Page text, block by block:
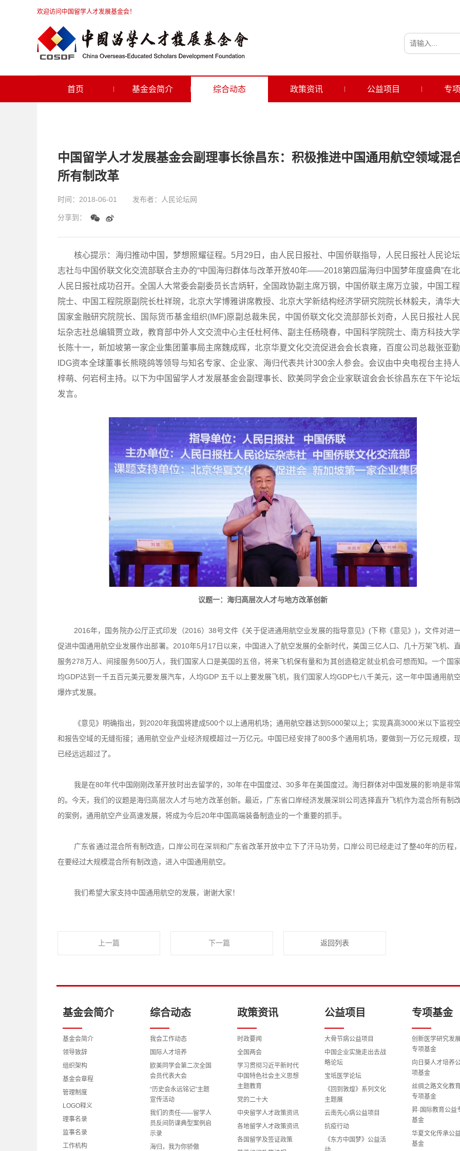
欢迎访问中国留学人才发展基金会！
首页 基金会简介 综合动态 政策资讯 公益项目 专
中国留学人才发展基金会副理事长徐昌东：积极推进中国通用航空领域混
所有制改革
时间： 2018-06-01 发布者： 人民论坛网
分享到：
核心提示：海归推动中国，梦想照耀征程。5月29日，由人民日报社、中国侨联指导，人民日报社人民论
志社与中国侨联文化交流部联合主办的“中国海归群体与改革开放40年——2018第四届海归中国梦年度盛典”在
人民日报社成功召开。全国人大常委会副委员长吉炳轩，全国政协副主席万钢，中国侨联主席万立骏，中国工
院士、中国工程院原副院长杜祥琬，北京大学博雅讲席教授、北京大学新结构经济学研究院院长林毅夫，清华
国家金融研究院院长、国际货币基金组织(IMF)原副总裁朱民，中国侨联文化交流部部长刘奇，人民日报社人
坛杂志社总编辑贾立政，教育部中外人文交流中心主任杜柯伟、副主任杨晓春，中国科学院院士、南方科技大
长陈十一，新加坡第一家企业集团董事局主席魏成辉，北京华夏文化交流促进会会长袁雍，百度公司总裁张亚勤
IDG资本全球董事长熊晓鸽等领导与知名专家、企业家、海归代表共计300余人参会。会议由中央电视台主持
梓萌、何岩柯主持。以下为中国留学人才发展基金会副理事长、欧美同学会企业家联谊会会长徐昌东在下午论
发言。
议题一：海归高层次人才与地方改革创新
2016年，国务院办公厅正式印发（2016）38号文件《关于促进通用航空业发展的指导意见》(下称《意见》)，文件对进
促进中国通用航空业发展作出部署。2010年5月17日以来，中国进入了航空发展的全新时代，美国三亿人口、几十万架飞机、
服务278万人、间接服务500万人，我们国家人口是美国的五倍，将来飞机保有量和为其创造稳定就业机会可想而知。一个国
均GDP达到一千五百元美元要发展汽车，人均GDP 五千以上要发展飞机，我们国家人均GDP七八千美元，这一年中国通用航
爆炸式发展。
《意见》明确指出，到2020年我国将建成500个以上通用机场；通用航空器达到5000架以上；实现真高3000米以下监视
和报告空域的无缝衔接；通用航空业产业经济规模超过一万亿元。中国已经安排了800多个通用机场，要做到一万亿元规模，
已经远远超过了。
我是在80年代中国刚刚改革开放时出去留学的，30年在中国度过、30多年在美国度过。海归群体对中国发展的影响是非
的。今天，我们的议题是海归高层次人才与地方改革创新。最近，广东省口岸经济发展深圳公司选择直升飞机作为混合所有制
的案例，通用航空产业高速发展，将成为今后20年中国高端装备制造业的一个重要的抓手。
广东省通过混合所有制改造，口岸公司在深圳和广东省改革开放中立下了汗马功劳，口岸公司已经走过了整40年的历程
在要经过大规模混合所有制改造，进入中国通用航空。
我们希望大家支持中国通用航空的发展，谢谢大家！
上一篇 下一篇 返回列表
基金会简介
基金会简介
领导致辞
组织架构
基金会章程
管理制度
LOGO释义
理事名录
监事名录
工作机构
综合动态
我会工作动态
国际人才培养
欧美同学会第二次全国
会员代表大会
“历史会永远铭记”主题
宣传活动
我们的责任——留学人
员反间防谍典型案例启
示录
海归，我为你骄傲
政策资讯
时政要闻
全国两会
学习贯彻习近平新时代
中国特色社会主义思想
主题教育
党的二十大
中央留学人才政策资讯
各地留学人才政策资讯
各国留学及签证政策
公益项目
大骨节病公益项目
中国企业实施走出去战
略论坛
宝坻医学论坛
《回到敦煌》系列文化
主题展
云南先心病公益项目
抗疫行动
《东方中国梦》公益活
专项基金
创新医学研究发
专项基金
向日葵人才培养
项基金
丝绸之路文化教
专项基金
昇·国际教育公益
基金
华夏文化传承公
基金